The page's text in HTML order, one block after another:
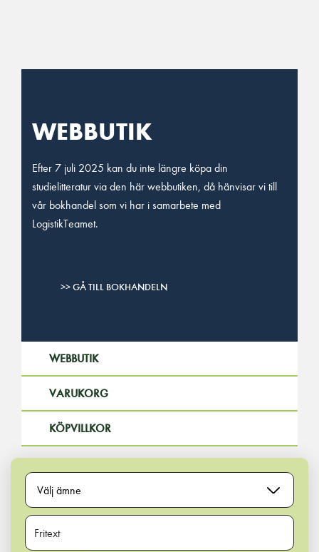
WEBBUTIK
Efter 7 juli 2025 kan du inte längre köpa din
studielitteratur via den här webbutiken, då hänvisar vi till
vår bokhandel som vi har i samarbete med
LogistikTeamet.
>> GÅ TILL BOKHANDELN
WEBBUTIK
VARUKORG
KÖPVILLKOR
Välj ämne